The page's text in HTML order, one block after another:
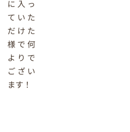
に入っ
ていた
だけた
様で何
よりで
ござい
ます！